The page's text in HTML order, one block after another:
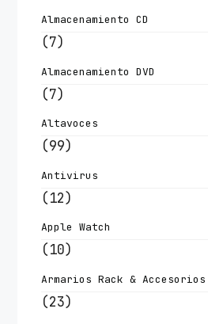
Almacenamiento CD
(7)
Almacenamiento DVD
(7)
Altavoces
(99)
Antivirus
(12)
Apple Watch
(10)
Armarios Rack & Accesorios
(23)